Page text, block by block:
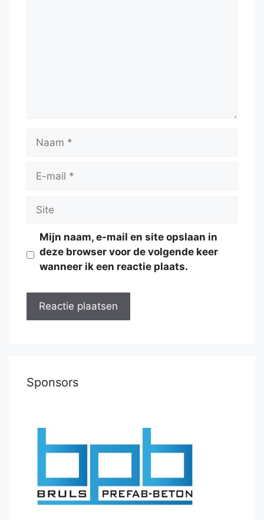
Naam
Site
Mijn naam, e-mail en site opslaan in
deze browser voor de volgende keer
wanneer ik een reactie plaats.
Sponsors